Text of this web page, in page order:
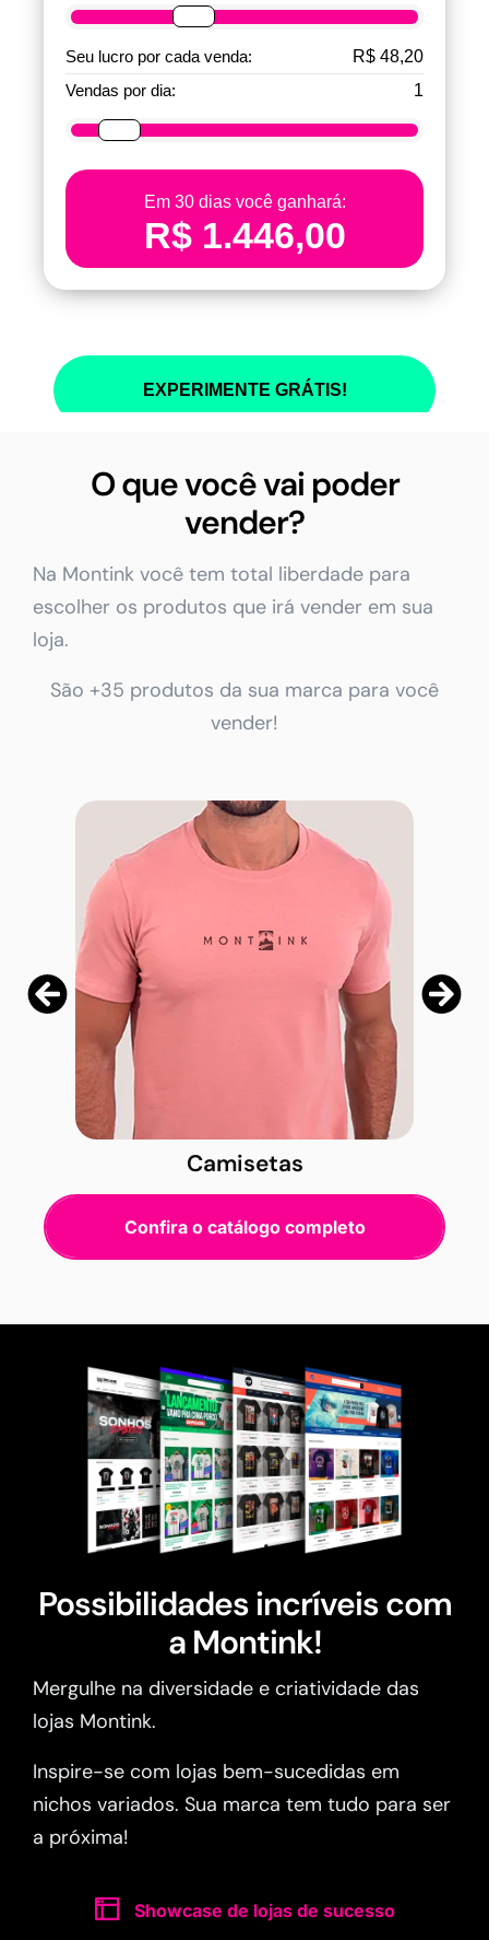
O que você vai poder
vender?
Na Montink você tem total liberdade para
escolher os produtos que irá vender em sua
loja.
São +35 produtos da sua marca para você
vender!
Camisetas
Confira o catálogo completo
Possibilidades incríveis com
a Montink!
Mergulhe na diversidade e criatividade das
lojas Montink.
Inspire-se com lojas bem-sucedidas em
nichos variados. Sua marca tem tudo para ser
a próxima!
Showcase de lojas de sucesso